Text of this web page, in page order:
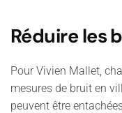
Réduire les
Pour Vivien Mallet,
mesures de bruit en
peuvent être